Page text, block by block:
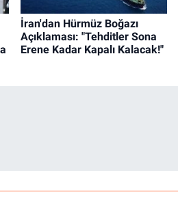
İran'dan Hürmüz Boğazı
Açıklaması: "Tehditler Sona
Erene Kadar Kapalı Kalacak!"